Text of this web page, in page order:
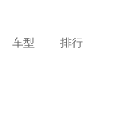
车型 排行